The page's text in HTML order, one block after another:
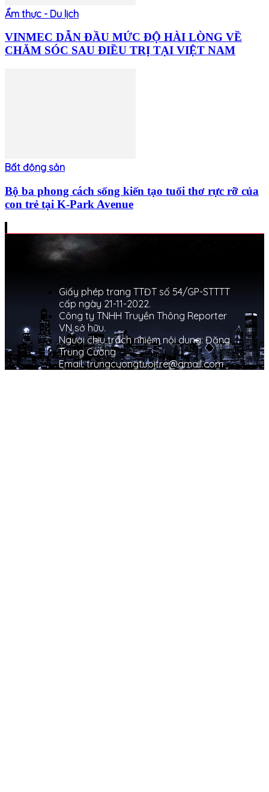
Ẩm thực - Du lịch
VINMEC DẪN ĐẦU MỨC ĐỘ HÀI LÒNG VỀ
CHĂM SÓC SAU ĐIỀU TRỊ TẠI VIỆT NAM
Bất động sản
Bộ ba phong cách sống kiến tạo tuổi thơ rực rỡ của
con trẻ tại K-Park Avenue
Giấy phép trang TTĐT số 54/GP-STTTT
cấp ngày 21-11-2022.
Công ty TNHH Truyền Thông Reporter
VN sở hữu.
Người chịu trách nhiệm nội dung: Đặng
Trung Cường
Email: trungcuongtuoitre@gmail.com